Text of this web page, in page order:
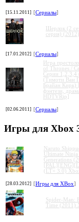
[15.11.2011] [Сериалы]
Шерлок (2
серия)
[17.01.2012] [Сериалы]
Игра
of Thrones /
Серии 1,2,3,4
(Тимоти Ван
Брайан Кирк)
фэнтези,
HDTVRip]
[02.06.2011] [Сериалы]
Игры для Xbox
Naruto
Ultimate
Generations
(LT+ 3.0)
[28.03.2012] [Игры для XBox]
Spider-Man:
Time (2011)